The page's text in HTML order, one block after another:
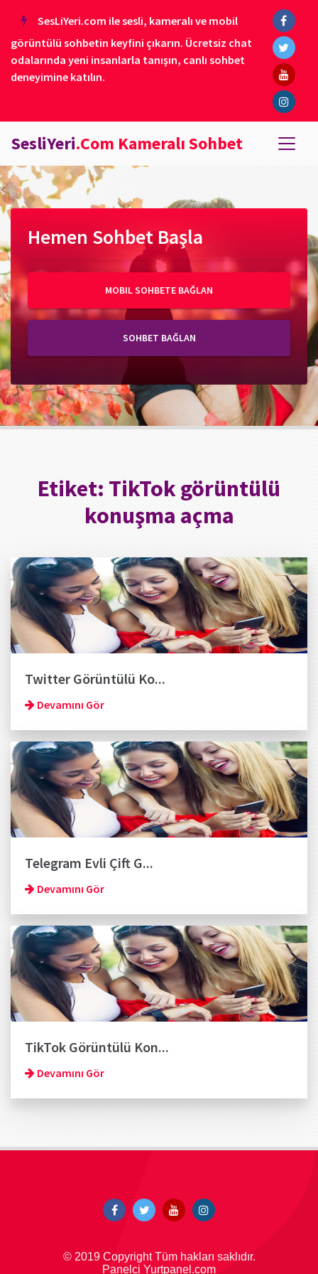
SesLiYeri.com ile sesli, kameralı ve mobil
görüntülü sohbetin keyfini çıkarın. Ücretsiz chat
odalarında yeni insanlarla tanışın, canlı sohbet
deneyimine katılın.
SesliYeri.Com Kameralı Sohbet
Hemen Sohbet Başla
MOBIL SOHBETE BAĞLAN
SOHBET BAĞLAN
Etiket: TikTok görüntülü
konuşma açma
Twitter Görüntülü Ko...
Devamını Gör
Telegram Evli Çift G...
Devamını Gör
TikTok Görüntülü Kon...
Devamını Gör
© 2019 Copyright Tüm hakları saklıdır.
Panelci Yurtpanel.com